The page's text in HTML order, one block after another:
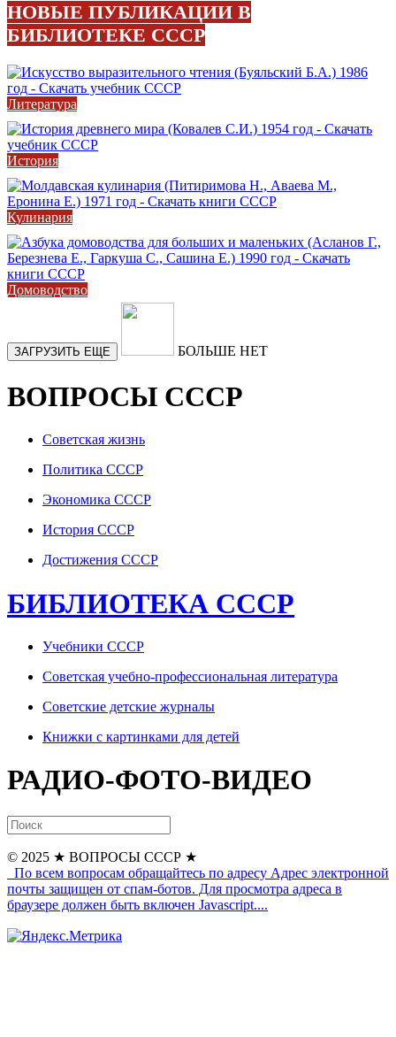
НОВЫЕ ПУБЛИКАЦИИ В
БИБЛИОТЕКЕ СССР
Литература
История
Кулинария
Домоводство
ЗАГРУЗИТЬ ЕЩЕ БОЛЬШЕ НЕТ
ВОПРОСЫ СССР
Советская жизнь
Политика СССР
Экономика СССР
История СССР
Достижения СССР
БИБЛИОТЕКА СССР
Учебники СССР
Советская учебно-профессиональная литература
Советские детские журналы
Книжки с картинками для детей
РАДИО-ФОТО-ВИДЕО
© 2025 ★ ВОПРОСЫ СССР ★
По всем вопросам обращайтесь по адресу Адрес электронной
почты защищен от спам-ботов. Для просмотра адреса в
браузере должен быть включен Javascript....